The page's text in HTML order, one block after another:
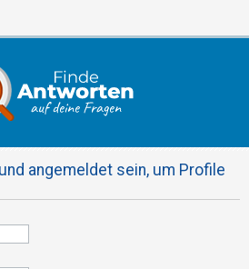
angemeldet sein, um Profile